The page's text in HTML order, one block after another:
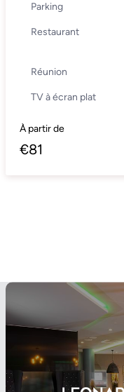
Parking
Restaurant
Réunion
TV à écran plat
À partir de
€81